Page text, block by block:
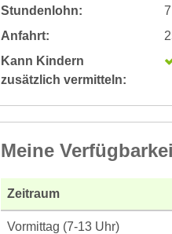
Stundenlohn:
Anfahrt:
Kann Kindern
zusätzlich vermitteln:
Meine
Zeitraum
Vormittag (7-13 Uhr)